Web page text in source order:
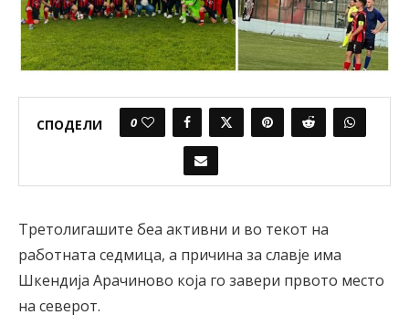
СПОДЕЛИ 0
Третолигашите беа активни и во текот на
работната седмица, а причина за славје има
Шкендија Арачиново која го завери првото место
на северот.